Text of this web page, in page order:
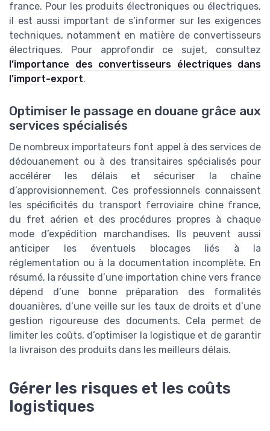
france. Pour les produits électroniques ou électriques,
il est aussi important de s’informer sur les exigences
techniques, notamment en matière de convertisseurs
électriques. Pour approfondir ce sujet, consultez
l’importance des convertisseurs électriques dans
l’import-export.
Optimiser le passage en douane grâce aux
services spécialisés
De nombreux importateurs font appel à des services de
dédouanement ou à des transitaires spécialisés pour
accélérer les délais et sécuriser la chaîne
d’approvisionnement. Ces professionnels connaissent
les spécificités du transport ferroviaire chine france,
du fret aérien et des procédures propres à chaque
mode d’expédition marchandises. Ils peuvent aussi
anticiper les éventuels blocages liés à la
réglementation ou à la documentation incomplète. En
résumé, la réussite d’une importation chine vers france
dépend d’une bonne préparation des formalités
douanières, d’une veille sur les taux de droits et d’une
gestion rigoureuse des documents. Cela permet de
limiter les coûts, d’optimiser la logistique et de garantir
la livraison des produits dans les meilleurs délais.
Gérer les risques et les coûts
logistiques